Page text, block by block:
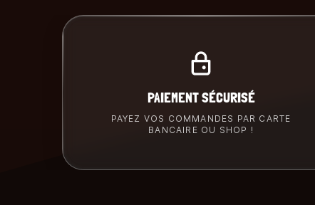
PAIEMENT SÉCURISÉ
PAYEZ VOS COMMANDES PAR CARTE
BANCAIRE OU SHOP !